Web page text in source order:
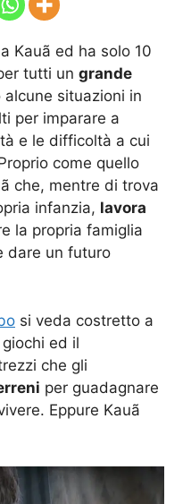
Kauã ed ha solo 10
tutti un grande
situazioni in
per imparare a
e le difficoltà a cui
come quello
che, mentre di trova
infanzia, lavora
la propria famiglia
dare un futuro
si veda costretto a
ed il
che gli
per guadagnare
Eppure Kauã